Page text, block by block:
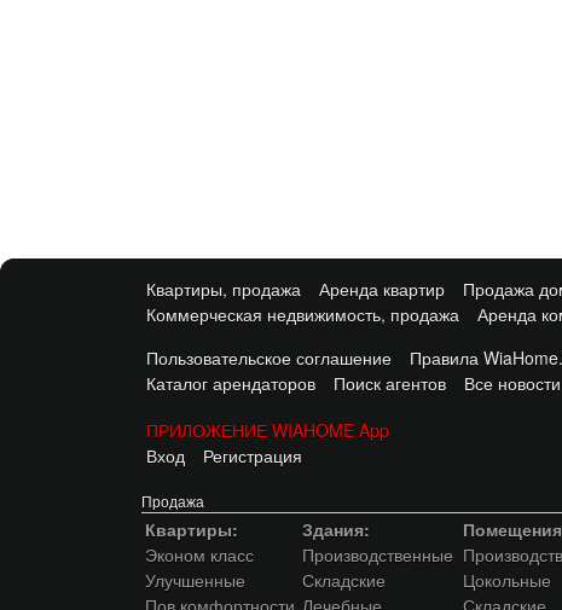
Квартиры, продажа Аренда квартир
Продажа
Коммерческая недвижимость, продажа
Аренда
Пользовательское соглашение
Правила
Каталог арендаторов
Поиск агентов Все новости
ПРИЛОЖЕНИЕ WIAHOME App
Вход
Регистрация
Продажа
Квартиры:
Эконом класс
Улучшенные
Пов.комфортности
Здания:
Производственные
Складские
Лечебные
Цокольные
Складские